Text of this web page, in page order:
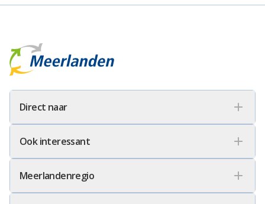
Meerlanden Logo
Direct naar
Ook interessant
Meerlandenregio